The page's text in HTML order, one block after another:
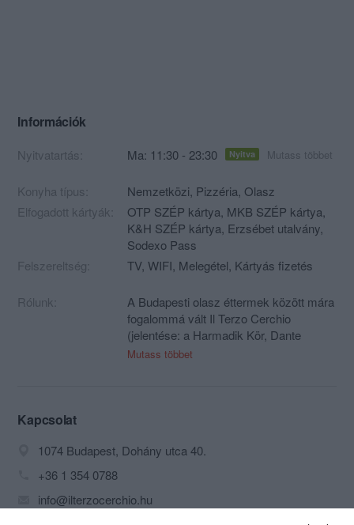
Információk
Nyitvatartás: Ma: 11:30 - 23:30 Nyitva Mutass többet
Konyha típus: Nemzetközi, Pizzéria, Olasz
Elfogadott kártyák:
OTP SZÉP kártya, MKB SZÉP kártya,
K&H SZÉP kártya, Erzsébet utalvány,
Sodexo Pass
Felszereltség:
TV, WIFI, Melegétel, Kártyás fizetés
Rólunk:
A Budapesti olasz éttermek között mára
fogalommá vált Il Terzo Cerchio
(jelentése: a Harmadik Kör, Dante
"poklában") új helyen, a Dohány utca
Hatalmas ablakok, nagy terek és
magunkat. Amennyiben vacsora
Mutass többet
Kapcsolat
1074 Budapest, Dohány utca 40.
+36 1 354 0788
info@ilterzocerchio.hu